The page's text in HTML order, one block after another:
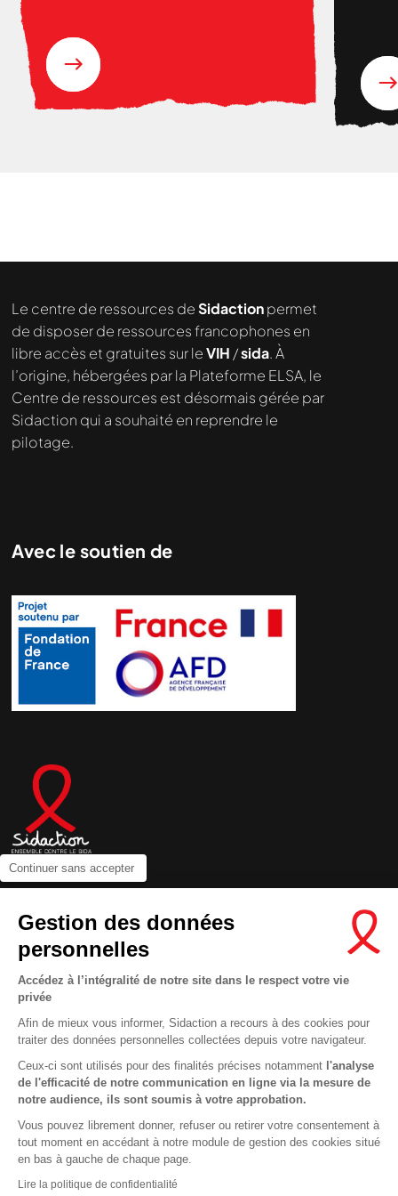
Continuer sans accepter
Gestion des données
personnelles
Accédez à l’intégralité de notre site dans le respect votre vie
privée
Afin de mieux vous informer, Sidaction a recours à des cookies pour
traiter des données personnelles collectées depuis votre navigateur.
Ceux-ci sont utilisés pour des finalités précises notamment l'analyse
de l'efficacité de notre communication en ligne via la mesure de
notre audience, ils sont soumis à votre approbation.
Vous pouvez librement donner, refuser ou retirer votre consentement à
tout moment en accédant à notre module de gestion des cookies situé
en bas à gauche de chaque page.
Lire la politique de confidentialité
Le centre de ressources deSidactionpermet
de disposer de ressources francophones en
libre accès et gratuites sur leVIH /sida. À
l’origine, hébergées par la Plateforme ELSA, le
Centre de ressources est désormais gérée par
Sidaction qui a souhaité en reprendre le
pilotage.
Avec le soutien de
Newsletter
Nous suivre sur les réseaux :
MENTIONS LÉGALES
CONDITIONS D’UTILISATION ET PROTECTION DES DONNÉES
COOKIES
This site uses cookies and gives you control over what you want to
En savoir plus